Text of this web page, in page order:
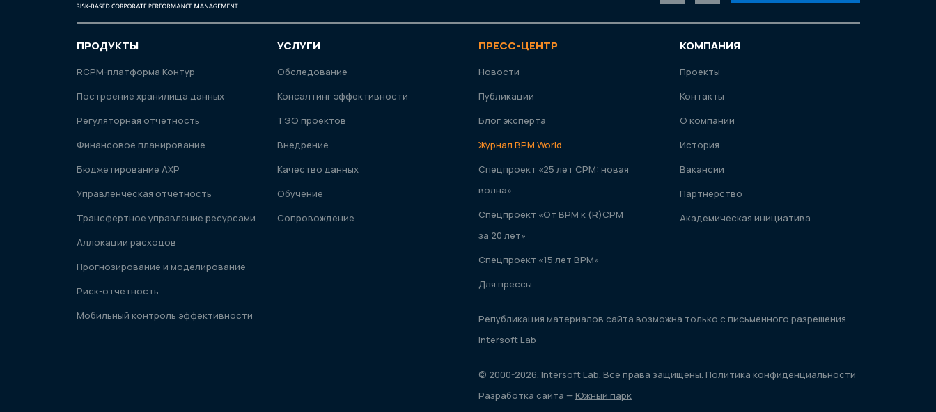
ПРОДУКТЫ
RСРМ-платформа Контур
Построение хранилища данных
Регуляторная отчетность
Финансовое планирование
Бюджетирование АХР
Управленческая отчетность
Трансфертное управление ресурсами
Аллокации расходов
Прогнозирование и моделирование
Риск-отчетность
Мобильный контроль эффективности
УСЛУГИ
Обследование
Консалтинг эффективности
ТЭО проектов
Внедрение
Качество данных
Обучение
Сопровождение
ПРЕСС-ЦЕНТР
Новости
Публикации
Блог эксперта
Журнал ВРМ World
Спецпроект «25 лет CPM: новая
волна»
Спецпроект «От ВРМ к (R)CPM
за 20 лет»
Спецпроект «15 лет ВРМ»
Для прессы
КОМПАНИЯ
Проекты
Контакты
О компании
История
Вакансии
Партнерство
Академическая инициатива
Републикация материалов сайта возможна только с письменного разрешения
Intersoft Lab
© 2000-2026. Intersoft Lab. Все права защищены. Политика конфиденциальности
Разработка сайта —Южный парк